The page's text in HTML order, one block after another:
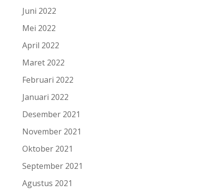
Juni 2022
Mei 2022
April 2022
Maret 2022
Februari 2022
Januari 2022
Desember 2021
November 2021
Oktober 2021
September 2021
Agustus 2021